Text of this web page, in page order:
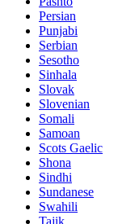
Persian
Punjabi
Serbian
Sesotho
Sinhala
Slovak
Slovenian
Somali
Samoan
Scots Gaelic
Shona
Sindhi
Sundanese
Swahili
Tajik